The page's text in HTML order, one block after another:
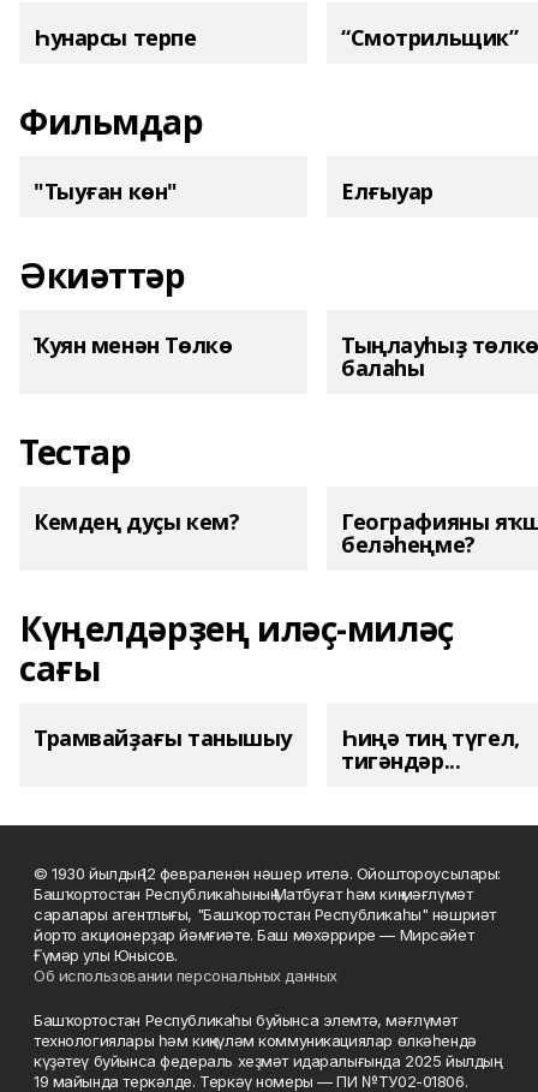
Һунарсы терпе “Смотрильщик”
Фильмдар
"Тыуған көн" Елғыуар
Әкиәттәр
Ҡуян менән Төлкө Тыңлауһыҙ төлкө
балаһы
Тестар
Кемдең дуҫы кем? Географияны
беләһеңме?
Күңелдәрҙең иләҫ-миләҫ
сағы
Трамвайҙағы танышыу Һиңә тиң түгел,
тигәндәр...
© 1930 йылдың 12 февраленән нәшер ителә. Ойоштороусылары:
Башҡортостан Республикаһының Матбуғат һәм киң мәғлүмәт
саралары агентлығы, "Башҡортостан Республикаһы" нәшриәт
йорто акционерҙар йәмғиәте. Баш мөхәррире — Мирсәйет
Ғүмәр улы Юнысов.
Об использовании персональных данных
Башҡортостан Республикаһы буйынса элемтә, мәғлүмәт
технологиялары һәм киңкүләм коммуникациялар өлкәһендә
күҙәтеү буйынса федераль хеҙмәт идаралығында 2025 йылдың
19 майында теркәлде. Теркәү номеры — ПИ №ТУ02-01806.